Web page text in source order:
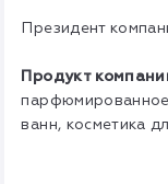
Президент
Продукт
ванн, косметика